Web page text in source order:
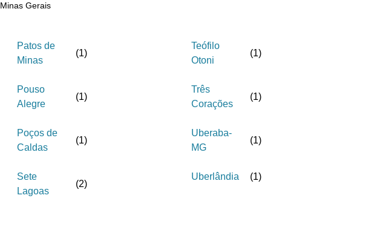
Minas Gerais
Patos de
Minas
(1)
Pouso
Alegre
(1)
Poços de
Caldas
(1)
Sete
Lagoas
(2)
Teófilo
Otoni
(1)
Três
Corações
(1)
Uberaba-
MG
(1)
Uberlândia (1)